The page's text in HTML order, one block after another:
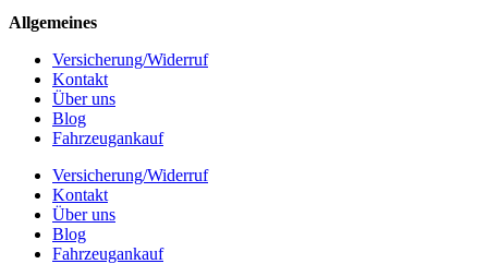
Allgemeines
Versicherung/Widerruf
Kontakt
Über uns
Blog
Fahrzeugankauf
Versicherung/Widerruf
Kontakt
Über uns
Blog
Fahrzeugankauf